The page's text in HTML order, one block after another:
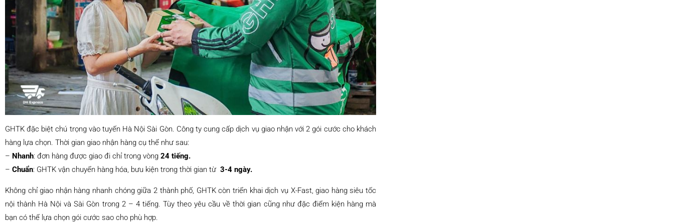
GHTK đặc biệt chú trọng vào tuyến Hà Nội Sài Gòn. Công ty cung cấp dịch vụ giao nhận với 2 gói cước cho khách
hàng lựa chọn. Thời gian giao nhận hàng cụ thể như sau:
– Nhanh: đơn hàng được giao đi chỉ trong vòng 24 tiếng.
– Chuẩn: GHTK vận chuyển hàng hóa, bưu kiện trong thời gian từ 3-4 ngày.
Không chỉ giao nhận hàng nhanh chóng giữa 2 thành phố, GHTK còn triển khai dịch vụ X-Fast, giao hàng siêu tốc
nội thành Hà Nội và Sài Gòn trong 2 – 4 tiếng. Tùy theo yêu cầu về thời gian cũng như đặc điểm kiện hàng mà
bạn có thể lựa chọn gói cước sao cho phù hợp.